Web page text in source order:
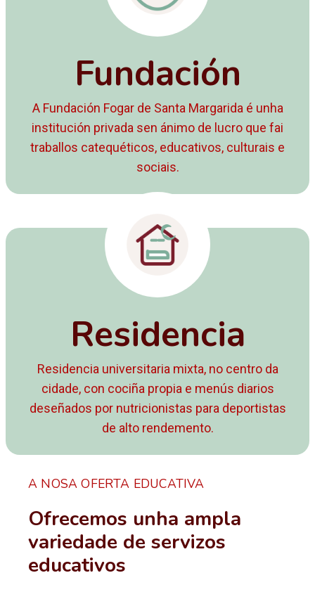
Fundación
A Fundación Fogar de Santa Margarida é unha
institución privada sen ánimo de lucro que fai
traballos catequéticos, educativos, culturais e
sociais.
Residencia
Residencia universitaria mixta, no centro da
cidade, con cociña propia e menús diarios
deseñados por nutricionistas para deportistas
de alto rendemento.
A NOSA OFERTA EDUCATIVA
Ofrecemos unha ampla
variedade de servizos
educativos